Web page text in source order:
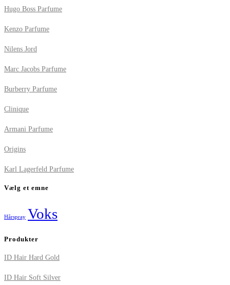
Hugo Boss Parfume
Kenzo Parfume
Nilens Jord
Marc Jacobs Parfume
Burberry Parfume
Clinique
Armani Parfume
Origins
Karl Lagerfeld Parfume
Vælg et emne
Hårspray Voks
Produkter
ID Hair Hard Gold
ID Hair Soft Silver